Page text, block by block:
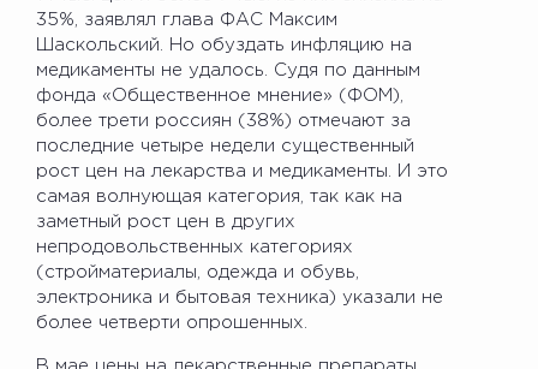
35%, заявлял глава ФАС Максим
Шаскольский. Но обуздать инфляцию на
медикаменты не удалось. Судя по данным
фонда «Общественное мнение» (ФОМ),
более трети россиян (38%) отмечают за
последние четыре недели существенный
рост цен на лекарства и медикаменты. И это
самая волнующая категория, так как на
заметный рост цен в других
непродовольственных категориях
(стройматериалы, одежда и обувь,
электроника и бытовая техника) указали не
более четверти опрошенных.
В мае цены на лекарственные препараты